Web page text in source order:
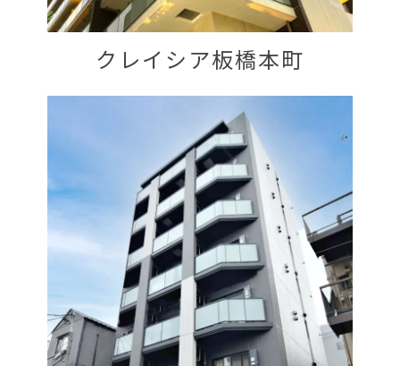
クレイシア板橋本町